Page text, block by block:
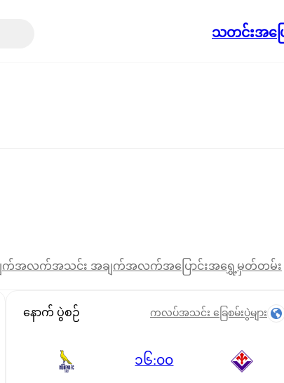
သတင်းအပြ
ျက်အလက်အသင်း အချက်အလက်အပြောင်းအရွှေ့ မှတ်တမ်း
နောက် ပွဲစဉ် ကလပ်အသင်း ခြေစမ်းပွဲများ
၁၆:၀၀